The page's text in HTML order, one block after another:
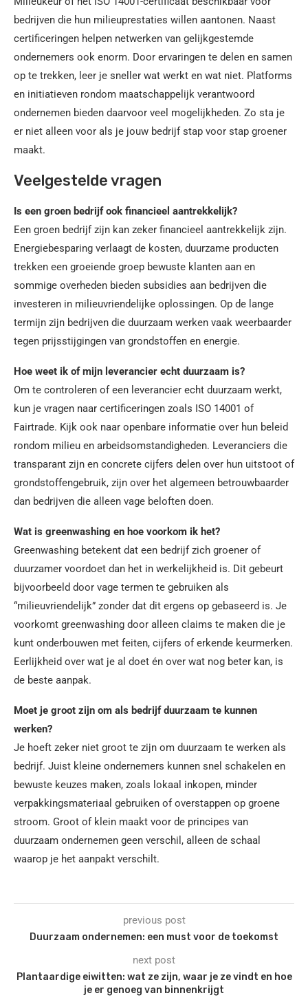
bedrijven die hun milieuprestaties willen aantonen. Naast
certificeringen helpen netwerken van gelijkgestemde
ondernemers ook enorm. Door ervaringen te delen en samen
op te trekken, leer je sneller wat werkt en wat niet. Platforms
en initiatieven rondom maatschappelijk verantwoord
ondernemen bieden daarvoor veel mogelijkheden. Zo sta je
er niet alleen voor als je jouw bedrijf stap voor stap groener
maakt.
Veelgestelde vragen
Is een groen bedrijf ook financieel aantrekkelijk?
Een groen bedrijf zijn kan zeker financieel aantrekkelijk zijn.
Energiebesparing verlaagt de kosten, duurzame producten
trekken een groeiende groep bewuste klanten aan en
sommige overheden bieden subsidies aan bedrijven die
investeren in milieuvriendelijke oplossingen. Op de lange
termijn zijn bedrijven die duurzaam werken vaak weerbaarder
tegen prijsstijgingen van grondstoffen en energie.
Hoe weet ik of mijn leverancier echt duurzaam is?
Om te controleren of een leverancier echt duurzaam werkt,
kun je vragen naar certificeringen zoals ISO 14001 of
Fairtrade. Kijk ook naar openbare informatie over hun beleid
rondom milieu en arbeidsomstandigheden. Leveranciers die
transparant zijn en concrete cijfers delen over hun uitstoot of
grondstoffengebruik, zijn over het algemeen betrouwbaarder
dan bedrijven die alleen vage beloften doen.
Wat is greenwashing en hoe voorkom ik het?
Greenwashing betekent dat een bedrijf zich groener of
duurzamer voordoet dan het in werkelijkheid is. Dit gebeurt
bijvoorbeeld door vage termen te gebruiken als
“milieuvriendelijk” zonder dat dit ergens op gebaseerd is. Je
voorkomt greenwashing door alleen claims te maken die je
kunt onderbouwen met feiten, cijfers of erkende keurmerken.
Eerlijkheid over wat je al doet én over wat nog beter kan, is
de beste aanpak.
Moet je groot zijn om als bedrijf duurzaam te kunnen
werken?
Je hoeft zeker niet groot te zijn om duurzaam te werken als
bedrijf. Juist kleine ondernemers kunnen snel schakelen en
bewuste keuzes maken, zoals lokaal inkopen, minder
verpakkingsmateriaal gebruiken of overstappen op groene
stroom. Groot of klein maakt voor de principes van
duurzaam ondernemen geen verschil, alleen de schaal
waarop je het aanpakt verschilt.
previous post
Duurzaam ondernemen: een must voor de toekomst
next post
Plantaardige eiwitten: wat ze zijn, waar je ze vindt en hoe
je er genoeg van binnenkrijgt